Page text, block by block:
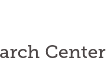
Center